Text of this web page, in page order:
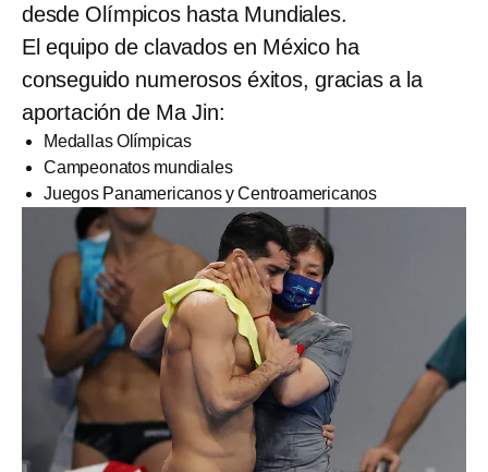
desde Olímpicos hasta Mundiales.
El equipo de clavados en México ha
conseguido numerosos éxitos, gracias a la
aportación de Ma Jin:
Medallas Olímpicas
Campeonatos mundiales
Juegos Panamericanos y Centroamericanos